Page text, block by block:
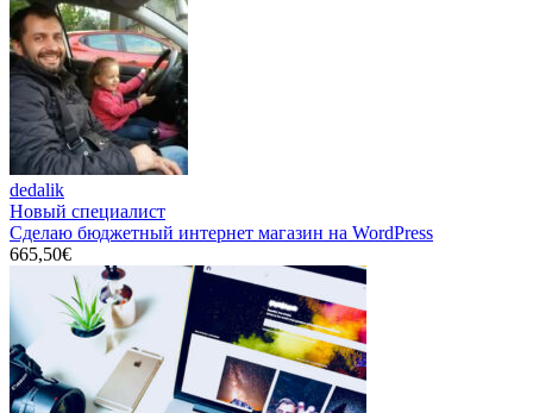
dedalik
Новый специалист
Сделаю бюджетный интернет магазин на WordPress
665,50€